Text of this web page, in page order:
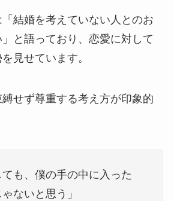
結婚を考えていない人とのお
と語っており、恋愛に対して
見せています。
せず尊重する考え方が印象的
ても、僕の手の中に入った
ないと思う」